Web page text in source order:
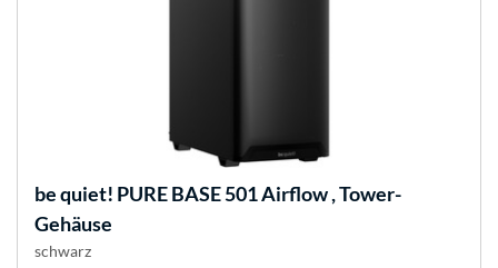
be quiet! PURE BASE 501 Airflow , Tower-
Gehäuse
schwarz